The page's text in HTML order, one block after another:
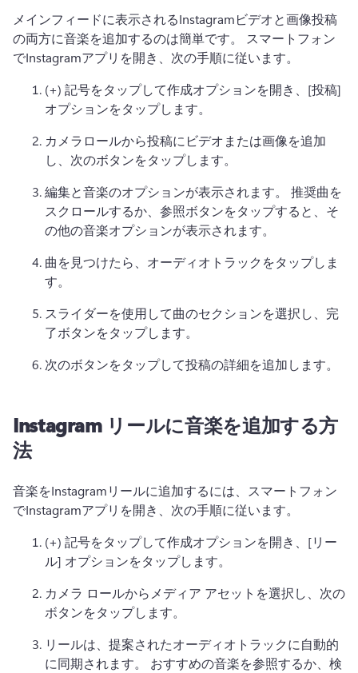
メインフィードに表示されるInstagramビデオと画像投稿
の両方に音楽を追加するのは簡単です。 スマートフォン
でInstagramアプリを開き、次の手順に従います。
(+) 記号をタップして作成オプションを開き、[投稿]
オプションをタップします。
カメラロールから投稿にビデオまたは画像を追加
し、次のボタンをタップします。
編集と音楽のオプションが表示されます。 推奨曲を
スクロールするか、参照ボタンをタップすると、そ
の他の音楽オプションが表示されます。
曲を見つけたら、オーディオトラックをタップしま
す。
スライダーを使用して曲のセクションを選択し、完
了ボタンをタップします。
次のボタンをタップして投稿の詳細を追加します。
Instagram リールに音楽を追加する方
法
音楽をInstagramリールに追加するには、スマートフォン
でInstagramアプリを開き、次の手順に従います。
(+) 記号をタップして作成オプションを開き、[リー
ル] オプションをタップします。
カメラ ロールからメディア アセットを選択し、次の
ボタンをタップします。
リールは、提案されたオーディオトラックに自動的
に同期されます。 おすすめの音楽を参照するか、検